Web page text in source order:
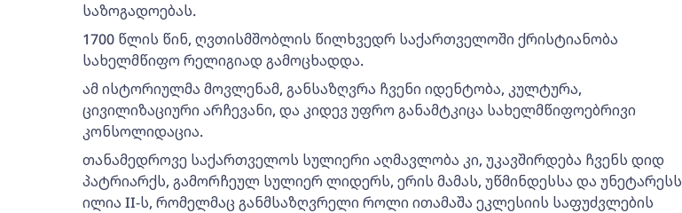
საზოგადოებას.
1700 წლის წინ, ღვთისმშობლის წილხვედრ საქართველოში ქრისტიანობა
სახელმწიფო რელიგიად გამოცხადდა.
ამ ისტორიულმა მოვლენამ, განსაზღვრა ჩვენი იდენტობა, კულტურა,
ცივილიზაციური არჩევანი, და კიდევ უფრო განამტკიცა სახელმწიფოებრივი
კონსოლიდაცია.
თანამედროვე საქართველოს სულიერი აღმავლობა კი, უკავშირდება ჩვენს დიდ
პატრიარქს, გამორჩეულ სულიერ ლიდერს, ერის მამას, უწმინდესსა და უნეტარესს
ილია II-ს, რომელმაც განმსაზღვრელი როლი ითამაშა ეკლესიის საფუძვლების